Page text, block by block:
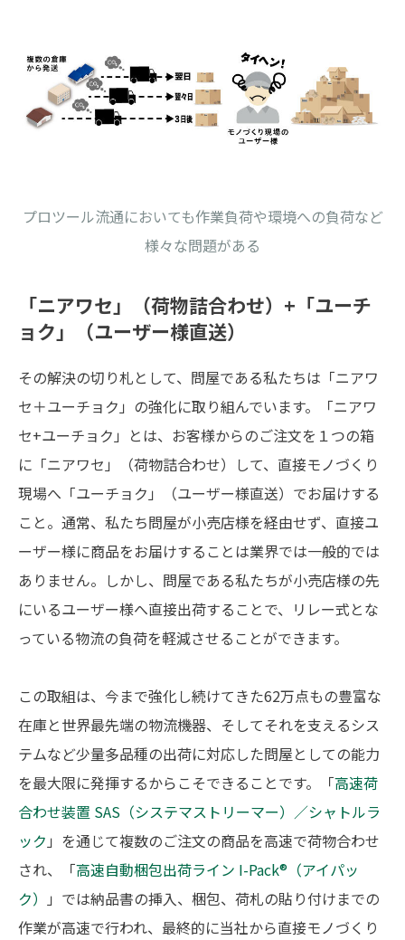
プロツール流通においても作業負荷や環境への負荷など
様々な問題がある
「ニアワセ」（荷物詰合わせ）+「ユーチ
ョク」（ユーザー様直送）
その解決の切り札として、問屋である私たちは「ニアワ
セ＋ユーチョク」の強化に取り組んでいます。「ニアワ
セ+ユーチョク」とは、お客様からのご注文を１つの箱
に「ニアワセ」（荷物詰合わせ）して、直接モノづくり
現場へ「ユーチョク」（ユーザー様直送）でお届けする
こと。 通常、私たち問屋が小売店様を経由せず、直接ユ
ーザー様に商品をお届けすることは業界では一般的では
ありません。しかし、問屋である私たちが小売店様の先
にいるユーザー様へ直接出荷することで、リレー式とな
っている物流の負荷を軽減させることができます。
この取組は、今まで強化し続けてきた62万点もの豊富な
在庫と世界最先端の物流機器、そしてそれを支えるシス
テムなど少量多品種の出荷に対応した問屋としての能力
を最大限に発揮するからこそできることです。「高速荷
合わせ装置 SAS（システマストリーマー）／シャトルラ
ック 」を通じて複数のご注文の商品を高速で荷物合わせ
され、「高速自動梱包出荷ライン I-Pack®︎（アイパッ
ク）
」では納品書の挿入、梱包、荷札の貼り付けまでの
作業が高速で行われ、最終的に当社から直接モノづくり